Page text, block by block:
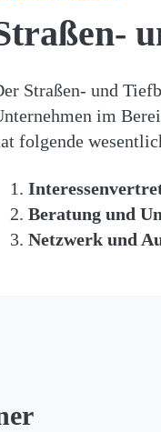
Straßen- und
im
folgende
Beratung und
Netzwerk und